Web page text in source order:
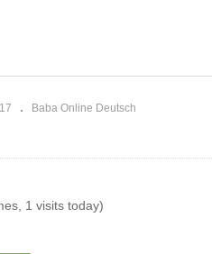
Baba Online Deutsch
1 visits today)